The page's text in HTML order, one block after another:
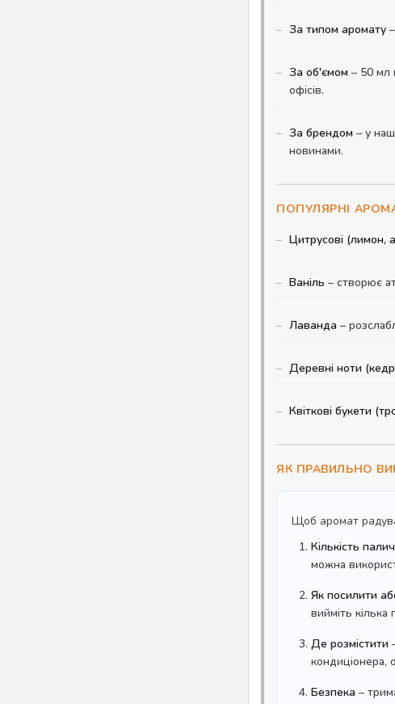
За типом аромату
За об'ємом – 50 мл
офісів.
За брендом – у
новинами.
ПОПУЛЯРНІ
Цитрусові (лимон,
Ваніль – створює
Лаванда –
Деревні ноти
Квіткові букети
ЯК ПРАВИЛЬНО
Щоб аромат
Кількість
можна
Як посилити
вийміть кілька
Де розмістити
кондиціонера,
Безпека –